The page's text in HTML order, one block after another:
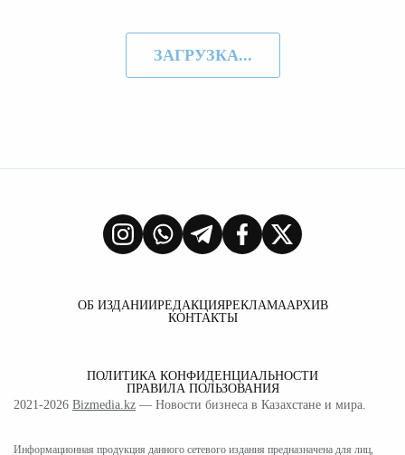
ЗАГРУЗКА...
ОБ ИЗДАНИИРЕДАКЦИЯРЕКЛАМААРХИВ
КОНТАКТЫ
ПОЛИТИКА КОНФИДЕНЦИАЛЬНОСТИ
ПРАВИЛА ПОЛЬЗОВАНИЯ
2021-2026 Bizmedia.kz — Новости бизнеса в Казахстане и мира.
Информационная продукция данного сетевого издания предназначена для лиц,